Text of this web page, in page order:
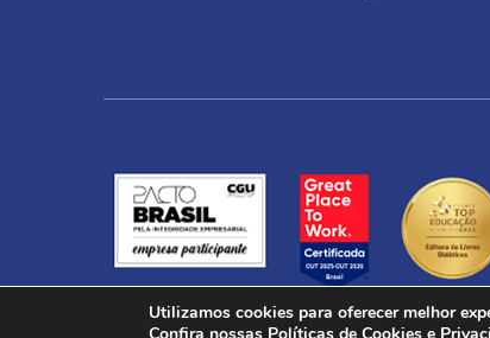
Utilizamos cookies para oferecer melhor